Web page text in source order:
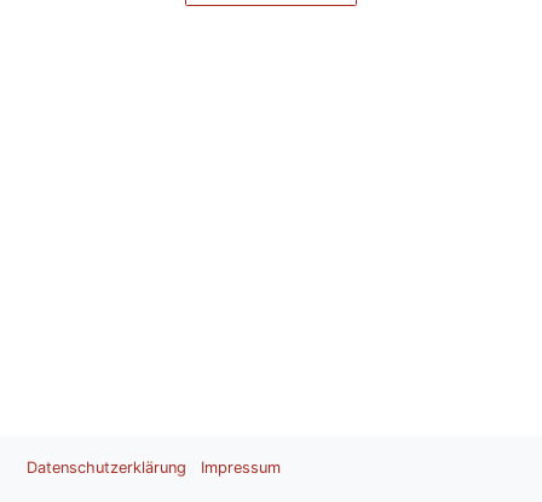
Datenschutzerklärung Impressum